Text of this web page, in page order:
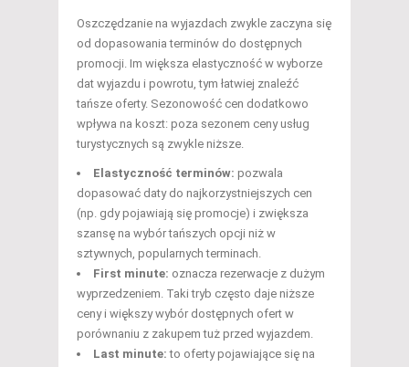
Oszczędzanie na wyjazdach zwykle zaczyna się
od dopasowania terminów do dostępnych
promocji. Im większa elastyczność w wyborze
dat wyjazdu i powrotu, tym łatwiej znaleźć
tańsze oferty. Sezonowość cen dodatkowo
wpływa na koszt: poza sezonem ceny usług
turystycznych są zwykle niższe.
Elastyczność terminów: pozwala
dopasować daty do najkorzystniejszych cen
(np. gdy pojawiają się promocje) i zwiększa
szansę na wybór tańszych opcji niż w
sztywnych, popularnych terminach.
First minute: oznacza rezerwacje z dużym
wyprzedzeniem. Taki tryb często daje niższe
ceny i większy wybór dostępnych ofert w
porównaniu z zakupem tuż przed wyjazdem.
Last minute: to oferty pojawiające się na